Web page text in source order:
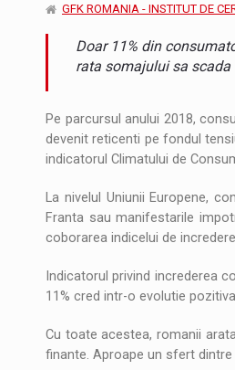
STIRI Noul
STIRI JAECOO 5
GFK ROMANIA - INSTITUT DE
Doar 11% din
rata somajului sa scada
Pe parcursul anului 2018,
devenit reticenti pe fondul
indicatorul Climatului de
La nivelul Uniunii Europene,
Franta sau manifestarile
coborarea indicelui de
Indicatorul privind increderea
11% cred intr-o evolutie
Cu toate acestea, romanii
finante. Aproape un sfert